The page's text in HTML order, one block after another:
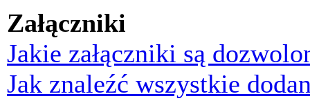
Załączniki
Jakie załączniki są
Jak znaleźć wszystkie